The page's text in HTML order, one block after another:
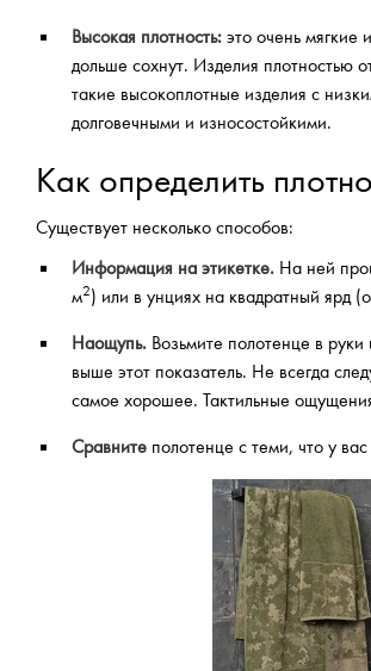
Высокая плотность: это очень мягкие
дольше сохнут. Изделия плотностью
такие высокоплотные изделия с
долговечными и износостойкими.
Как определить
Существует несколько способов:
Информация на этикетке. На ней
м2) или в унциях на квадратный ярд
Наощупь. Возьмите полотенце в
выше этот показатель. Не всегда
самое хорошее. Тактильные
Сравните полотенце с теми, что у